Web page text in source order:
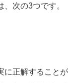
次の3つです。
に正解することが